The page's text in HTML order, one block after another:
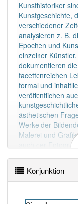
DER:900
DIE:7
DAS:12
PowerIndex: 9
Häufigkeit: 4
Wörter mit
Wörter mit
anderen Artikel
Kunsthistoriker
Kunstgeschichte,
verschiedener
analysieren z. B.
Epochen und
einzelner
dokumentieren
facettenreichen
formal und
veröffentlichen
ästhetischen
Werke der
Malerei und
auch der
Mehr lesen
Konjunktion